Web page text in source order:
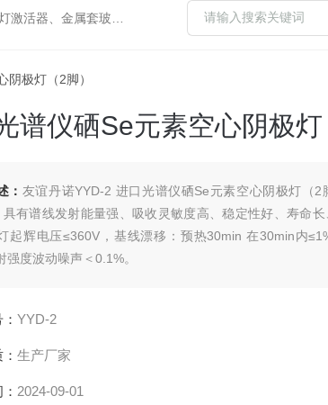
石墨锥、空心阴极灯、氘灯等。
阴极灯（2脚）
谱仪硒Se元素空心阴极灯
： 友谊丹诺YYD-2 进口光谱仪硒Se元素空心阴极灯（
具有谱线发射能量强、吸收灵敏度高、稳定性好、寿命
起辉电压≤360V，基线漂移：预热30min 在30min内
强度波动噪声＜0.1%。
YYD-2
生产厂家
2024-09-01